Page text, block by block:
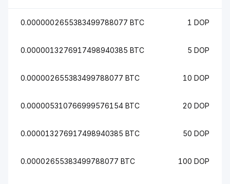
0.0000002655383499788077 BTC 1 DOP
0.0000013276917498940385 BTC 5 DOP
0.000002655383499788077 BTC 10 DOP
0.000005310766999576154 BTC 20 DOP
0.000013276917498940385 BTC 50 DOP
0.00002655383499788077 BTC 100 DOP